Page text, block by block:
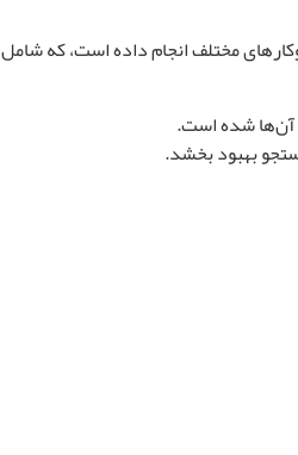
مختلف انجام داده است، که شامل